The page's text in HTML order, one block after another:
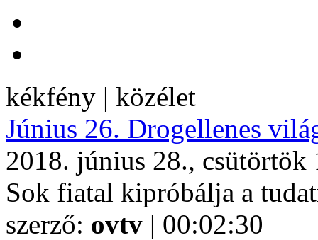
kékfény | közélet
Június 26. Drogellenes
2018. június 28., csütörtök
Sok fiatal kipróbálja a
szerző: ovtv | 00:02:30